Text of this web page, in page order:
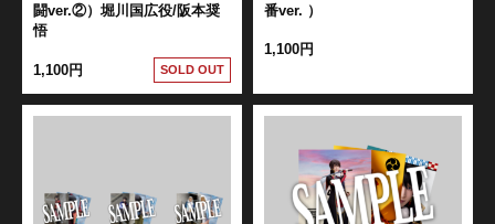
闘ver.②）堀川国広役/阪本奨
悟
1,100円 SOLD OUT
番ver. ）
1,100円